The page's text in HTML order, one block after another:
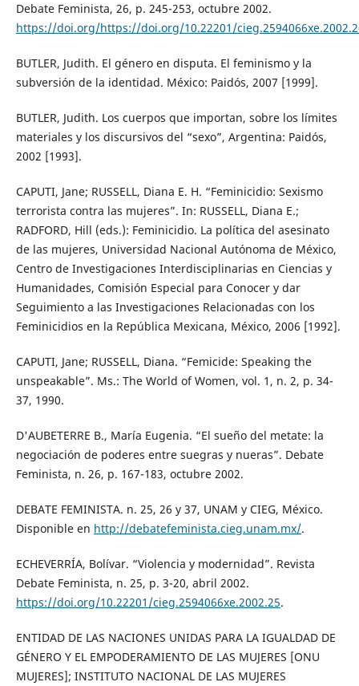
Debate Feminista, 26, p. 245-253, octubre 2002.
https://doi.org/https://doi.org/10.22201/
BUTLER, Judith. El género en disputa. El feminismo y la
subversión de la identidad. México: Paidós, 2007 [1999].
BUTLER, Judith. Los cuerpos que importan, sobre los límites
materiales y los discursivos del “sexo”, Argentina: Paidós,
2002 [1993].
CAPUTI, Jane; RUSSELL, Diana E. H. “Feminicidio: Sexismo
terrorista contra las mujeres”. In: RUSSELL, Diana E.;
RADFORD, Hill (eds.): Feminicidio. La política del asesinato
de las mujeres, Universidad Nacional Autónoma de México,
Centro de Investigaciones Interdisciplinarias en Ciencias y
Humanidades, Comisión Especial para Conocer y dar
Seguimiento a las Investigaciones Relacionadas con los
Feminicidios en la República Mexicana, México, 2006 [1992].
CAPUTI, Jane; RUSSELL, Diana. “Femicide: Speaking the
unspeakable”. Ms.: The World of Women, vol. 1, n. 2, p. 34-
37, 1990.
D'AUBETERRE B., María Eugenia. “El sueño del metate: la
negociación de poderes entre suegras y nueras”. Debate
Feminista, n. 26, p. 167-183, octubre 2002.
DEBATE FEMINISTA. n. 25, 26 y 37, UNAM y CIEG, México.
Disponible en http://debatefeminista.cieg.unam.mx/.
ECHEVERRÍA, Bolívar. “Violencia y modernidad”. Revista
Debate Feminista, n. 25, p. 3-20, abril 2002.
https://doi.org/10.22201/cieg.2594066xe.2002.25.
ENTIDAD DE LAS NACIONES UNIDAS PARA LA IGUALDAD DE
GÉNERO Y EL EMPODERAMIENTO DE LAS MUJERES [ONU
MUJERES]; INSTITUTO NACIONAL DE LAS MUJERES